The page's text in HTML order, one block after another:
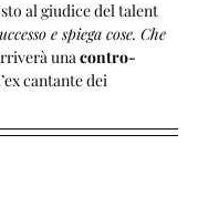
al giudice del talent
e spiega cose. Che
una contro-
cantante dei